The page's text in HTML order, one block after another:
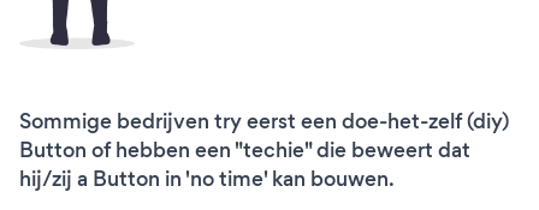
Sommige bedrijven try eerst een doe-het-zelf (diy)
Button of hebben een "techie" die beweert dat
hij/zij a Button in 'no time' kan bouwen.